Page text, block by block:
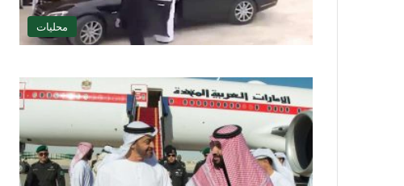
محليات